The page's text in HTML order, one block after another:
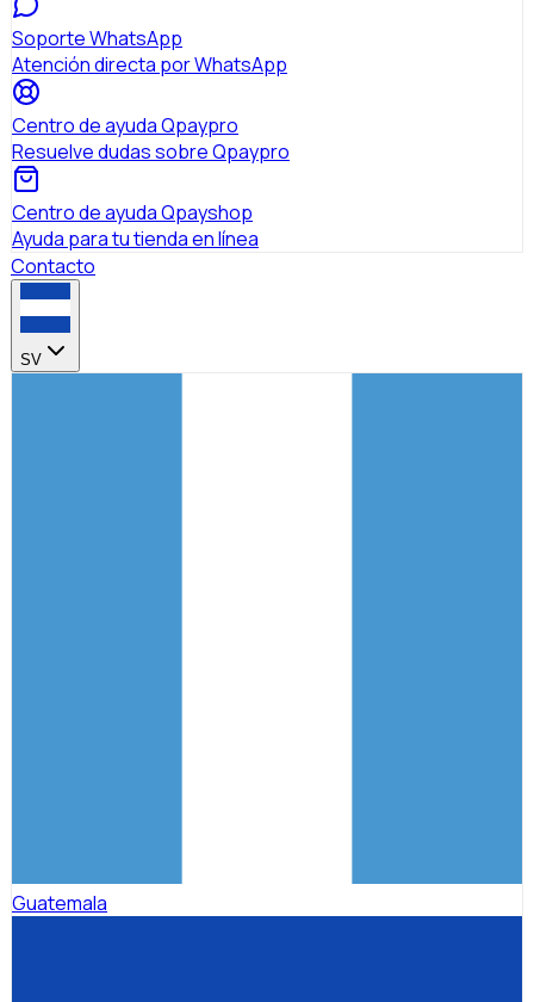
Soporte WhatsApp
Atención directa por WhatsApp
Centro de ayuda Qpaypro
Resuelve dudas sobre Qpaypro
Centro de ayuda Qpayshop
Ayuda para tu tienda en línea
Contacto
SV
Guatemala